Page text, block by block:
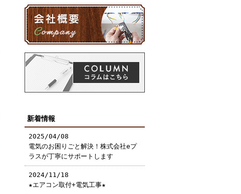
新着情報
2025/04/08
電気のお困りごと解決！株式会社eプ
ラスが丁寧にサポートします
2024/11/18
★エアコン取付+電気工事★